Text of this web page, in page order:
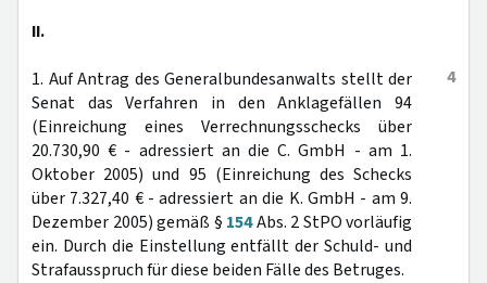
II.
4
1. Auf Antrag des Generalbundesanwalts stellt der
Senat das Verfahren in den Anklagefällen 94
(Einreichung eines Verrechnungsschecks über
20.730,90 € - adressiert an die C. GmbH - am 1.
Oktober 2005) und 95 (Einreichung des Schecks
über 7.327,40 € - adressiert an die K. GmbH - am 9.
Dezember 2005) gemäß § 154Abs. 2 StPO vorläufig
ein. Durch die Einstellung entfällt der Schuld- und
Strafausspruch für diese beiden Fälle des Betruges.